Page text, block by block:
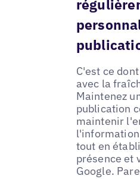
C'est ce
avec la
Maintenez
publication
maintenir
tout en
présence et
Google.